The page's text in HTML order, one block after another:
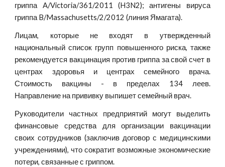
гриппа A/Victoria/361/2011 (H3N2); антигены вируса
гриппа B/Massachusetts/2/2012 (линия Ямагата).
Лицам, которые не входят в утвержденный
национальный список групп повышенного риска, также
рекомендуется вакцинация против гриппа за свой счет в
центрах здоровья и центрах семейного врача.
Стоимость вакцины - в пределах 134 леев.
Направление на прививку выпишет семейный врач.
Руководители частных предприятий могут выделить
финансовые средства для организации вакцинации
своих сотрудников (заключив договор с медицинскими
учреждениями), что сократит возможные экономические
потери, связанные с гриппом.